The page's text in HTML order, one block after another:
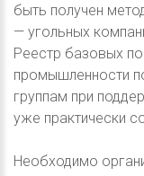
быть получен
— угольных
Реестр базовых
промышленности
группам при
уже практически
Необходимо